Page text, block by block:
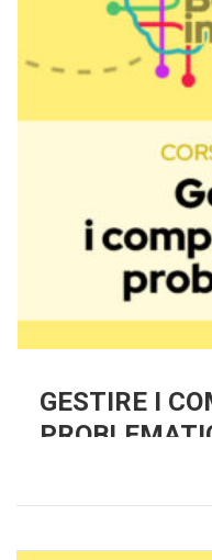
GESTIRE I
progettare attività